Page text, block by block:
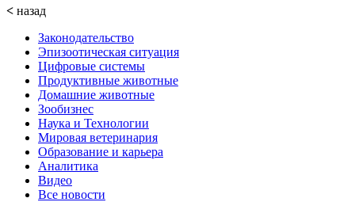
< назад
Законодательство
Эпизоотическая ситуация
Цифровые системы
Продуктивные животные
Домашние животные
Зообизнес
Наука и Технологии
Мировая ветеринария
Образование и карьера
Аналитика
Видео
Все новости